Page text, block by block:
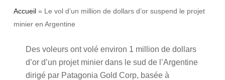
Accueil» Le vol d’un million de dollars d’or suspend le projet
minier en Argentine
Des voleurs ont volé environ 1 million de dollars
d’or d’un projet minier dans le sud de l’Argentine
dirigé par Patagonia Gold Corp, basée à